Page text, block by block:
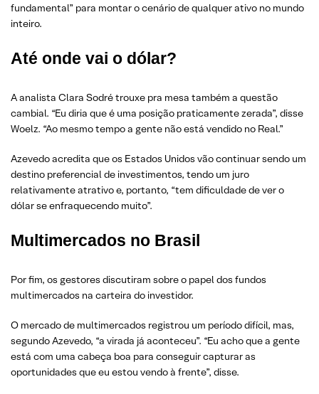
fundamental” para montar o cenário de qualquer ativo no mundo
inteiro.
Até onde vai o dólar?
A analista Clara Sodré trouxe pra mesa também a questão
cambial. “Eu diria que é uma posição praticamente zerada”, disse
Woelz. “Ao mesmo tempo a gente não está vendido no Real.”
Azevedo acredita que os Estados Unidos vão continuar sendo um
destino preferencial de investimentos, tendo um juro
relativamente atrativo e, portanto, “tem dificuldade de ver o
dólar se enfraquecendo muito”.
Multimercados no Brasil
Por fim, os gestores discutiram sobre o papel dos fundos
multimercados na carteira do investidor.
O mercado de multimercados registrou um período difícil, mas,
segundo Azevedo, “a virada já aconteceu”. “Eu acho que a gente
está com uma cabeça boa para conseguir capturar as
oportunidades que eu estou vendo à frente”, disse.